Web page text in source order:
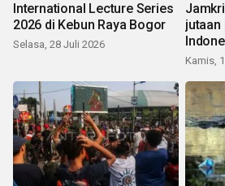
International Lecture Series
2026 di Kebun Raya Bogor
Selasa, 28 Juli 2026
jutaan
Kamis,